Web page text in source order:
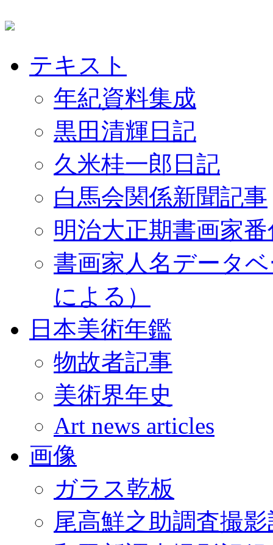
テキスト
年紀資料集成
黒田清輝日記
久米桂一郎日記
白馬会関係新聞記事
明治大正期書画家
書画家人名データ
による）
日本美術年鑑
物故者記事
美術界年史
Art news articles
画像
ガラス乾板
尾高鮮之助調査撮